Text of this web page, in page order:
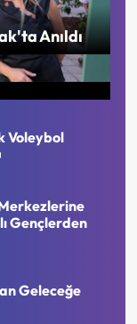
Anıldı
Voleybol
Gençlerden
Geleceğe